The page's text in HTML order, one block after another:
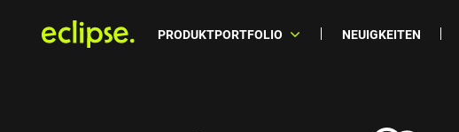
PRODUKTPORTFOLIO NEUIGKEITEN